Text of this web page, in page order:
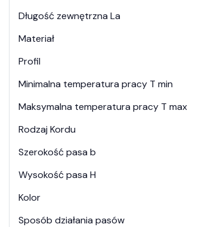
Długość zewnętrzna La
Materiał
Profil
Minimalna temperatura pracy T min
Maksymalna temperatura pracy T max
Rodzaj Kordu
Szerokość pasa b
Wysokość pasa H
Kolor
Sposób działania pasów